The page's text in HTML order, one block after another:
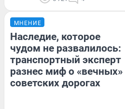
МНЕНИЕ
Наследие, которое
чудом не развалилось:
транспортный эксперт
разнес миф о «вечных»
советских дорогах